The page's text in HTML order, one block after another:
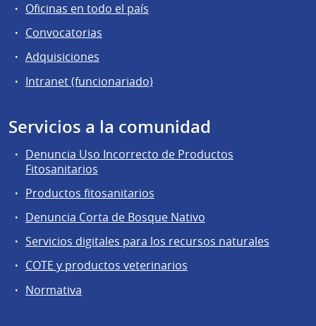
Oficinas en todo el país
Convocatorias
Adquisiciones
Intranet (funcionariado)
Servicios a la comunidad
Denuncia Uso Incorrecto de Productos
Fitosanitarios
Productos fitosanitarios
Denuncia Corta de Bosque Nativo
Servicios digitales para los recursos naturales
COTE y productos veterinarios
Normativa